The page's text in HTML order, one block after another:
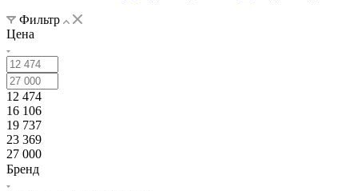
Фильтр
Цена
12 474
16 106
19 737
23 369
27 000
Бренд